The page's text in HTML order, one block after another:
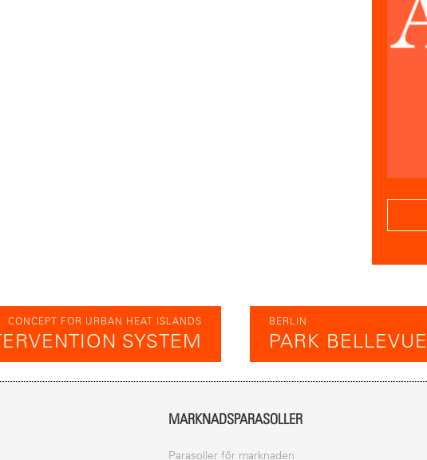
CONCEPT FOR URBAN HEAT ISLANDS
SYSTEM
BERLIN
PARK BELLEVUE
MARKNADSPARASOLLER
Parasoller för marknaden